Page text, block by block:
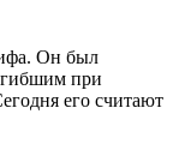
Он был
при
его считают